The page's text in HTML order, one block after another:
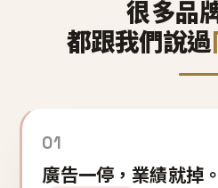
很多品
都跟我們說過
01
廣告一停，業績就掉。